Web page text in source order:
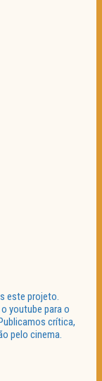
este projeto.
youtube para o
crítica,
pelo cinema.